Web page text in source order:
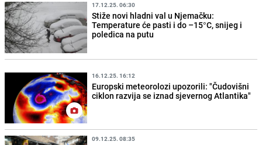
17.12.25. 06:30
Stiže novi hladni val u Njemačku:
Temperature će pasti i do –15°C, snijeg i
poledica na putu
16.12.25. 16:12
Europski meteorolozi upozorili: "Čudovišni
ciklon razvija se iznad sjevernog Atlantika"
09.12.25. 08:35